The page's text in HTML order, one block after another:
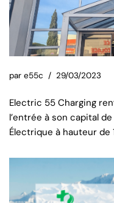
par e55c 29/03/2023
Electric 55 Charging
l’entrée à son capital
Électrique à hauteur de